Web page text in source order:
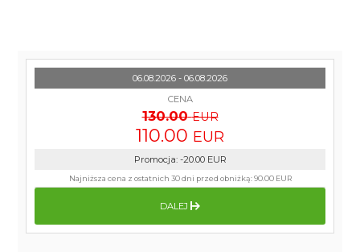
06.08.2026 - 06.08.2026
CENA
130.00 EUR
110.00 EUR
Promocja: -20.00 EUR
Najniższa cena z ostatnich 30 dni przed obniżką:90.00 EUR
DALEJ